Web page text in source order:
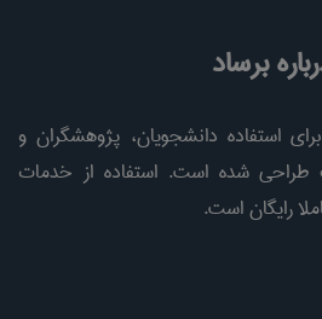
برساد
استفاده دانشجویان، پژوهشگران و
طراحی شده است. استفاده از خدمات
رایگان است.